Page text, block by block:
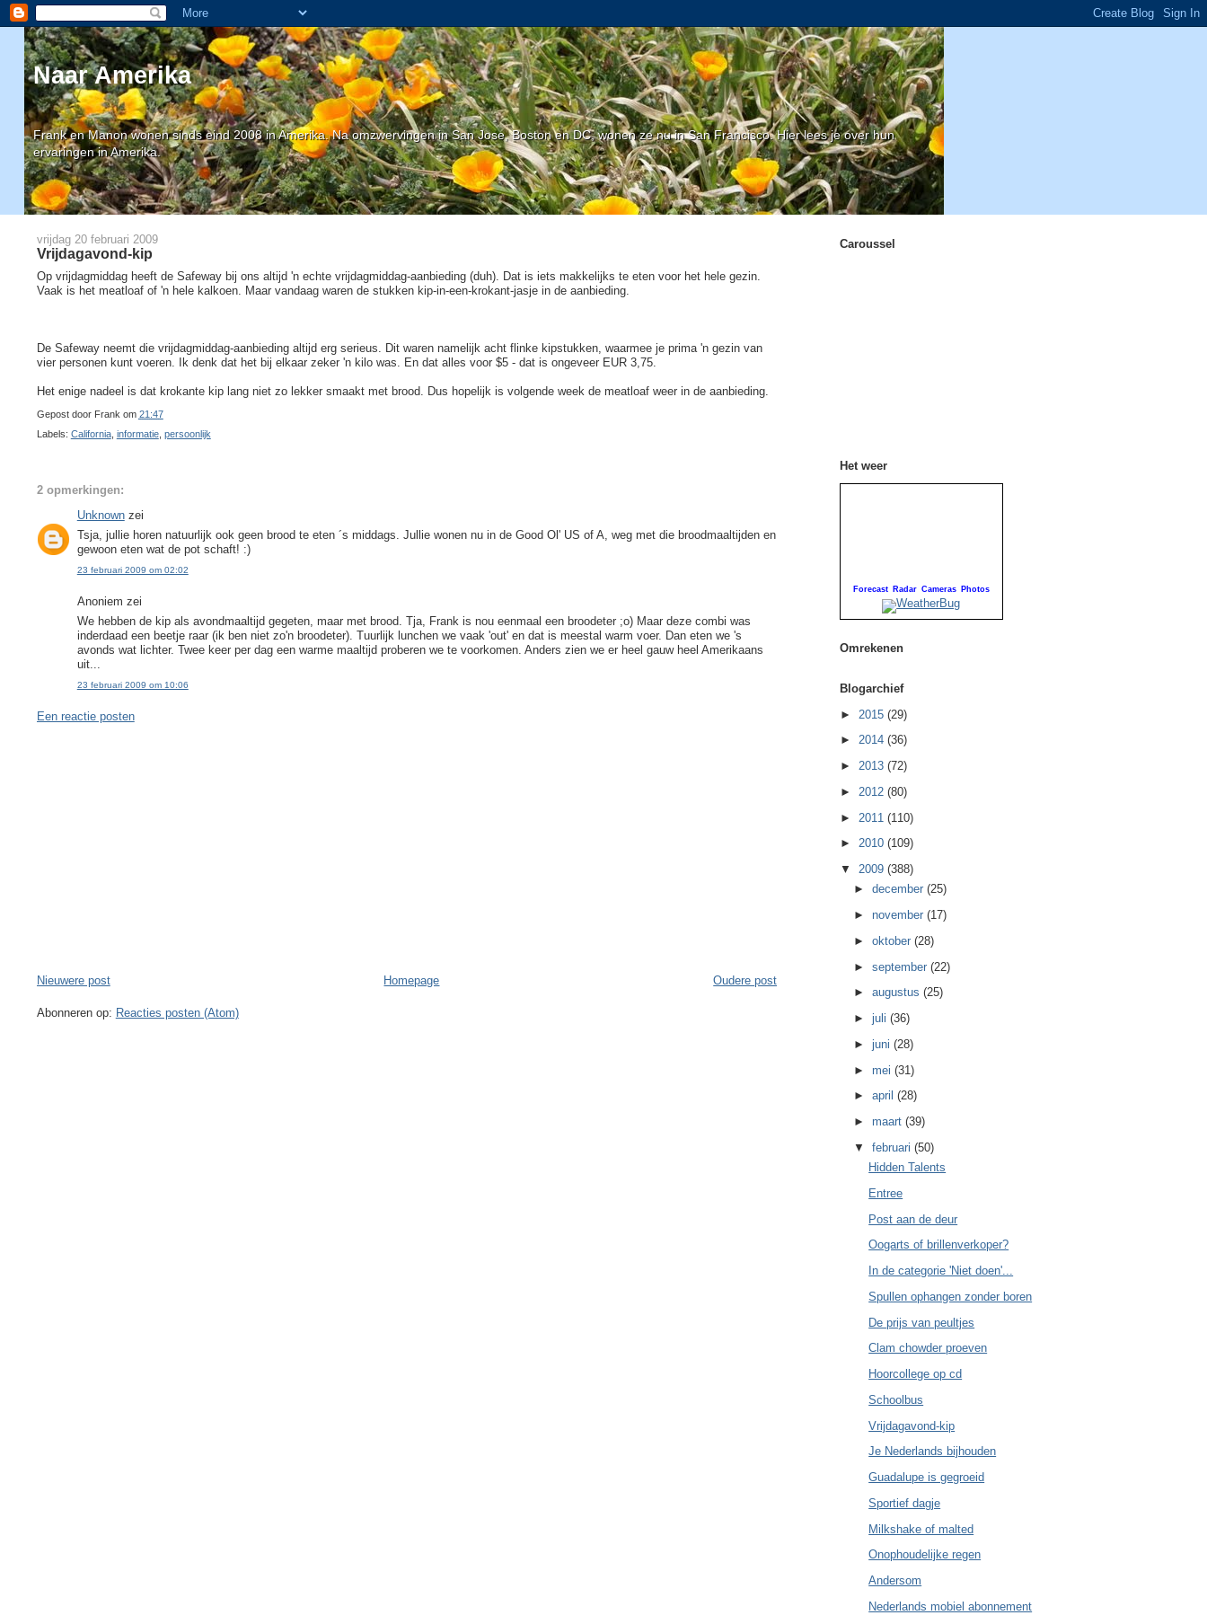
Naar Amerika
Frank en Manon wonen sinds eind 2008 in Amerika. Na omzwervingen in San Jose, Boston en DC, wonen ze nu in San Francisco. Hier lees je over hun
ervaringen in Amerika.
vrijdag 20 februari 2009
Vrijdagavond-kip
Op vrijdagmiddag heeft de Safeway bij ons altijd 'n echte vrijdagmiddag-aanbieding (duh). Dat is iets makkelijks te eten voor het hele gezin.
Vaak is het meatloaf of 'n hele kalkoen. Maar vandaag waren de stukken kip-in-een-krokant-jasje in de aanbieding.
De Safeway neemt die vrijdagmiddag-aanbieding altijd erg serieus. Dit waren namelijk acht flinke kipstukken, waarmee je prima 'n gezin van
vier personen kunt voeren. Ik denk dat het bij elkaar zeker 'n kilo was. En dat alles voor $5 - dat is ongeveer EUR 3,75.
Het enige nadeel is dat krokante kip lang niet zo lekker smaakt met brood. Dus hopelijk is volgende week de meatloaf weer in de aanbieding.
Gepost door Frank om 21:47
Labels: California, informatie, persoonlijk
2 opmerkingen:
Unknownzei
Tsja, jullie horen natuurlijk ook geen brood te eten ´s middags. Jullie wonen nu in de Good Ol' US of A, weg met die broodmaaltijden en
gewoon eten wat de pot schaft! :)
23 februari 2009 om 02:02
Anoniem zei
We hebben de kip als avondmaaltijd gegeten, maar met brood. Tja, Frank is nou eenmaal een broodeter ;o) Maar deze combi was
inderdaad een beetje raar (ik ben niet zo'n broodeter). Tuurlijk lunchen we vaak 'out' en dat is meestal warm voer. Dan eten we 's
avonds wat lichter. Twee keer per dag een warme maaltijd proberen we te voorkomen. Anders zien we er heel gauw heel Amerikaans
uit...
23 februari 2009 om 10:06
Een reactie posten
Nieuwere post Oudere post
Homepage
Abonneren op: Reacties posten (Atom)
Caroussel
Het weer
Forecast Radar Cameras Photos
Omrekenen
Blogarchief
► 2015 (29)
► 2014 (36)
► 2013 (72)
► 2012 (80)
► 2011 (110)
► 2010 (109)
▼ 2009 (388)
►december(25)
►november(17)
►oktober(28)
►september(22)
►augustus(25)
►juli(36)
►juni(28)
►mei(31)
►april(28)
►maart(39)
▼februari(50)
Hidden Talents
Entree
Post aan de deur
Oogarts of brillenverkoper?
In de categorie 'Niet doen'...
Spullen ophangen zonder boren
De prijs van peultjes
Clam chowder proeven
Hoorcollege op cd
Schoolbus
Vrijdagavond-kip
Je Nederlands bijhouden
Guadalupe is gegroeid
Sportief dagje
Milkshake of malted
Onophoudelijke regen
Andersom
Nederlands mobiel abonnement